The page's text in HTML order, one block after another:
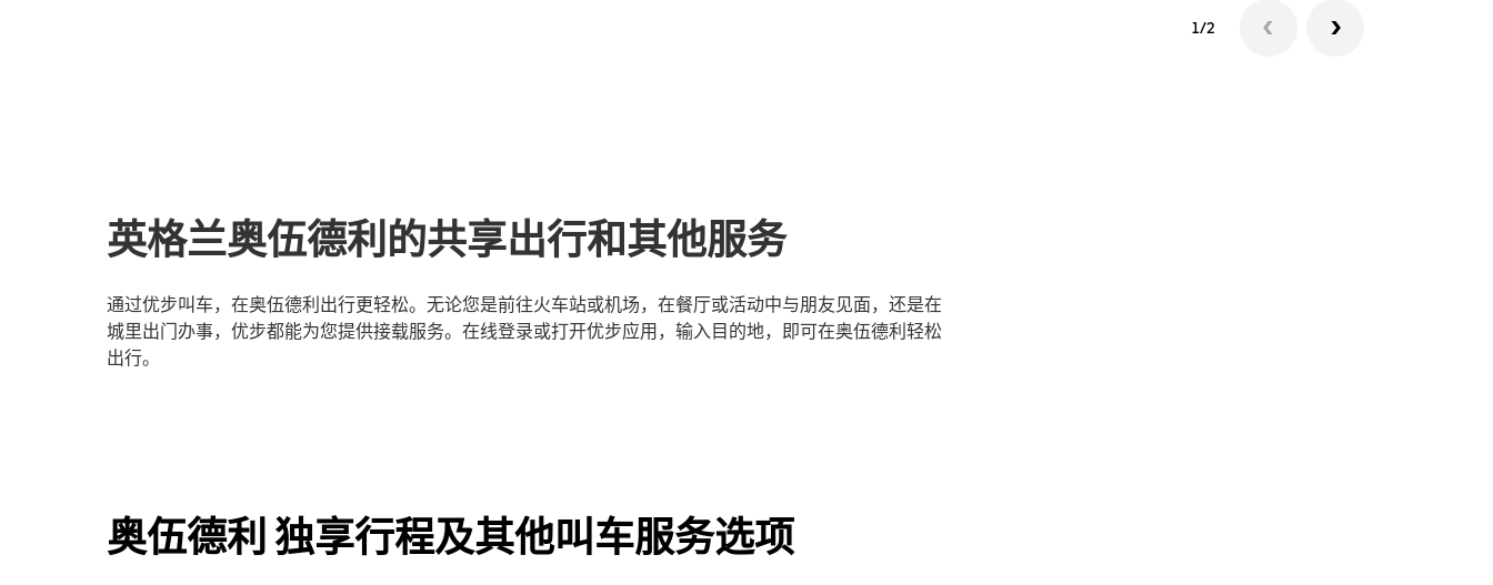
1/2
英格兰奥伍德利的共享出行和其他服务
通过优步叫车，在奥伍德利出行更轻松。无论您是前往火车站或机场，在餐厅或活动中与朋友见面，还是在
城里出门办事，优步都能为您提供接载服务。在线登录或打开优步应用，输入目的地，即可在奥伍德利轻松
出行。
奥伍德利 独享行程及其他叫车服务选项